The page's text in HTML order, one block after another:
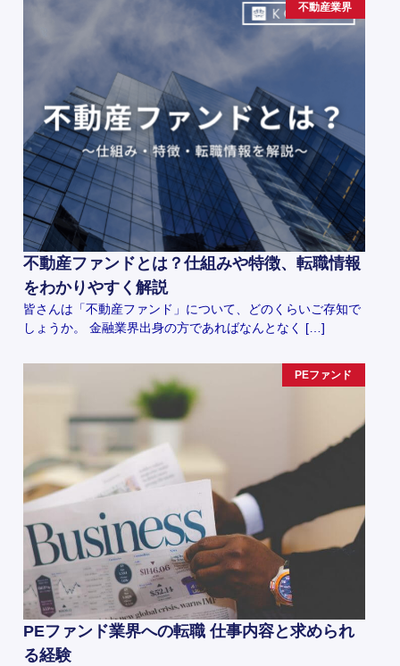
不動産業界
不動産ファンドとは？仕組みや特徴、転職情報
をわかりやすく解説
皆さんは「不動産ファンド」について、どのくらいご存知で
しょうか。 金融業界出身の方であればなんとなく […]
PEファンド
PEファンド業界への転職 仕事内容と求められ
る経験